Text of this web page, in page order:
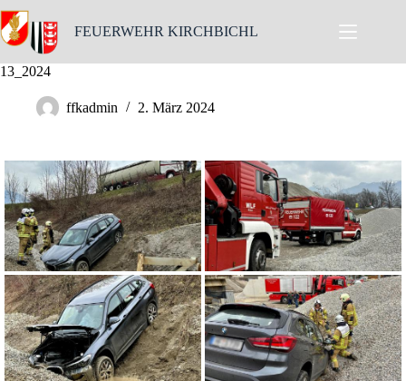
Skip
to
content
FEUERWEHR KIRCHBICHL
13_2024
ffkadmin 2. März 2024